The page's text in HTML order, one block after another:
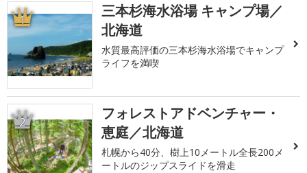
1
三本杉海水浴場 キャンプ場／
北海道
水質最高評価の三本杉海水浴場でキャンプ
ライフを満喫
2
フォレストアドベンチャー・
恵庭／北海道
札幌から40分、樹上10メートル全長200メ
ートルのジップスライドを滑走